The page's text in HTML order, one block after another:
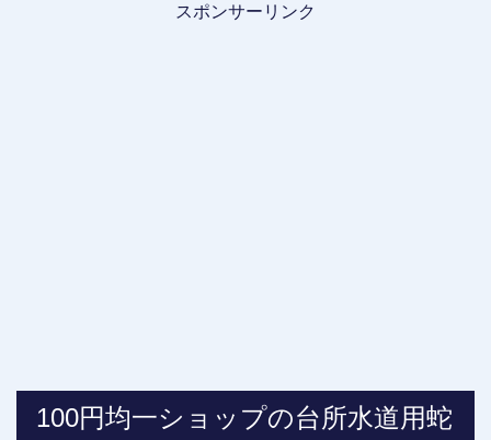
スポンサーリンク
100円均一ショップの台所水道用蛇